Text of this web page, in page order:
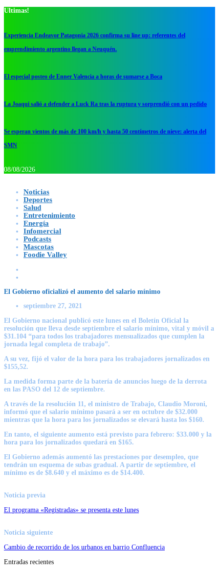
Ultimas!
Experiencia Endeavor Patagonia 2026 confirma su line up: referentes del
emprendimiento argentino llegan a Neuquén.
El especial posteo de Enner Valencia a horas de sumarse a Boca
La Joaqui salió a defender a Luck Ra tras la ruptura y sorprendió con un pedido
Se esperan vientos de más de 100 km/h y hasta 50 centímetros de nieve: alerta del
SMN
08/08/2026
Noticias
Deportes
Salud
Entretenimiento
Energía
Infomercial
Podcasts
Mascotas
Foodie Valley
El Gobierno oficializó el aumento del salario mínimo
septiembre 27, 2021
El Gobierno nacional publicó este lunes en el Boletín Oficial la
resolución que lleva desde septiembre el salario mínimo, vital y móvil a
$31.104 “para todos los trabajadores mensualizados que cumplen la
jornada legal completa de trabajo”.
A su vez, fijó el valor de la hora para los trabajadores jornalizados en
$155,52.
La medida forma parte de la batería de anuncios luego de la derrota
en las PASO del 12 de septiembre.
A través de la resolución 11, el ministro de Trabajo, Claudio Moroni,
informó que el salario mínimo pasará a ser en octubre de $32.000
mientras que la hora para los jornalizados se elevará hasta los $160.
En tanto, el siguiente aumento está previsto para febrero: $33.000 y la
hora para los jornalizados quedará en $165.
El Gobierno además aumentó las prestaciones por desempleo, que
tendrán un esquema de subas gradual. A partir de septiembre, el
mínimo es de $8.640 y el máximo es de $14.400.
Noticia previa
El programa «Registradas» se presenta este lunes
Noticia siguiente
Cambio de recorrido de los urbanos en barrio Confluencia
Entradas recientes